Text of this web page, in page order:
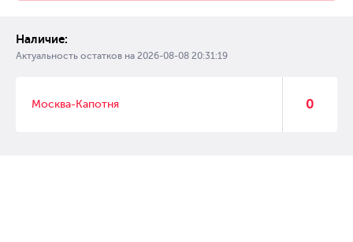
Наличие:
Актуальность остатков на 2026-08-08 20:31:19
Москва-Капотня 0